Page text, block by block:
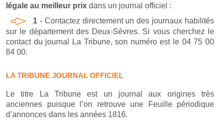
légale au meilleur prix dans un journal officiel :
1- Contactez directement un des journaux habilités
sur le département des Deux-Sèvres. Si vous cherchez le
contact du journal La Tribune, son numéro est le 04 75 00
84 00.
LA TRIBUNE JOURNAL OFFICIEL
Le titre La Tribune est un journal aux origines très
anciennes puisque l’on retrouve une Feuille périodique
d’annonces dans les années 1816.